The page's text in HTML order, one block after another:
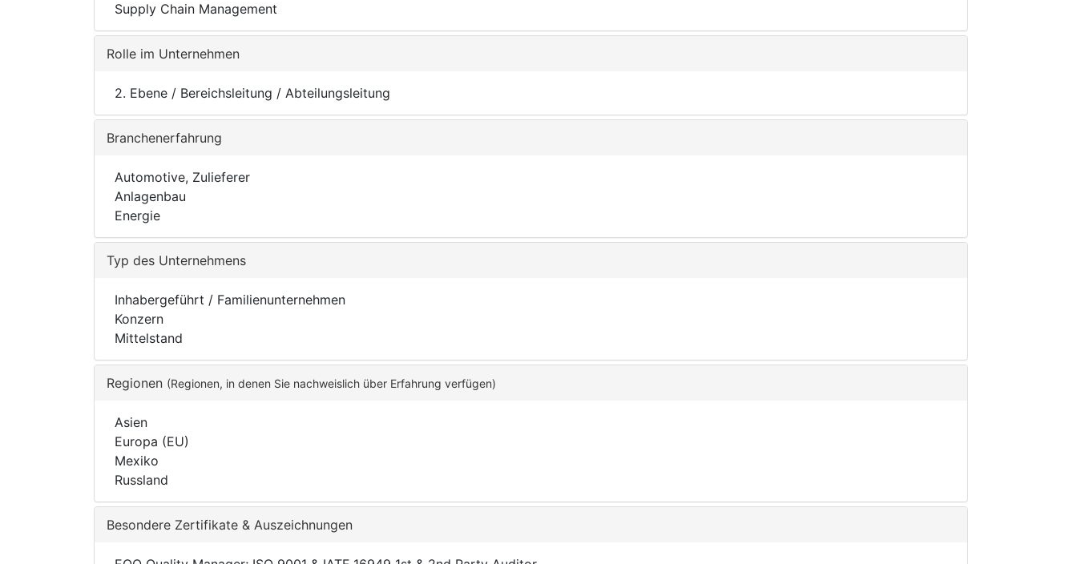
Supply Chain Management
Rolle im Unternehmen
2. Ebene / Bereichsleitung / Abteilungsleitung
Branchenerfahrung
Automotive, Zulieferer
Anlagenbau
Energie
Typ des Unternehmens
Inhabergeführt / Familienunternehmen
Konzern
Mittelstand
Regionen (Regionen, in denen Sie nachweislich über Erfahrung verfügen)
Asien
Europa (EU)
Mexiko
Russland
Besondere Zertifikate & Auszeichnungen